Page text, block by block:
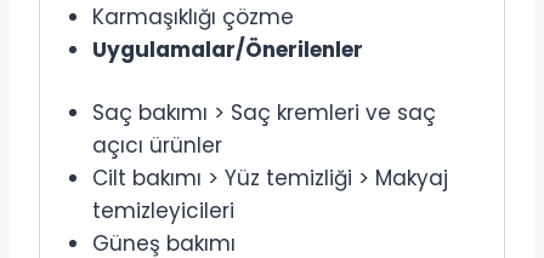
Karmaşıklığı çözme
Uygulamalar/Önerilenler
Saç bakımı > Saç kremleri ve saç
açıcı ürünler
Cilt bakımı > Yüz temizliği > Makyaj
temizleyicileri
Güneş bakımı